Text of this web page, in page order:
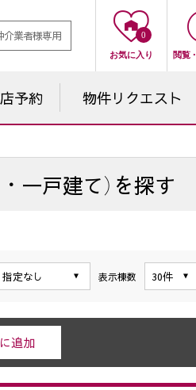
介業者様専用 0
お気に入り 閲覧・
予約 物件リクエスト
一戸建て）を探す
表示棟数
追加